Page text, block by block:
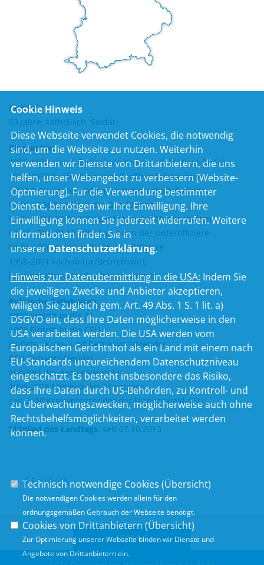
Kurzinfo
53 Jahre, katholisch, Soldat
Biographie:
1985-1990 staatl. Realschule Kronach II (Mittlere Reife)
1990-1993 Ausbildung zum Großhandelskaufmann
1994-1996 Weiterbildung zum Wirtschaftsfachwirt
01.01.1994 Eintritt in die Bundeswehr
01.01.1994-30.06.1994 Laufbahn der Mannschaften
01.07.1994-30.12.1995 Laufbahn der Unteroffiziere
01.01.1996-dato Laufbahn der Offiziere
1998-2001 Fachabitur/Betriebswirt
heutiger Dienstgrad: Oberstleutnant
Politische Tätigkeiten:
1992 Eintritt in die JU
1993 Eintritt in die CSU
JU-Orts-, Kreis- und Bezirksvorsitzender
CSU-Ortsvorsitzender
Mitglied des Kreisvorstandes
1996-2006 Mitglied des Kreistages
seit 2010 Kreisvorsitzender der Frankenwald-CSU
Mitglied des Landtags seit 07.10.2013
Facebook
SITEMAP
Cookie Hinweis
Diese Webseite verwendet Cookies, die notwendig
sind, um die Webseite zu nutzen. Weiterhin
verwenden wir Dienste von Drittanbietern, die uns
helfen, unser Webangebot zu verbessern (Website-
Optmierung). Für die Verwendung bestimmter
Dienste, benötigen wir Ihre Einwilligung. Ihre
Einwilligung können Sie jederzeit widerrufen. Weitere
Informationen finden Sie in
unsererDatenschutzerklärung.
Hinweis zur Datenübermittlung in die USA: Indem Sie
die jeweiligen Zwecke und Anbieter akzeptieren,
willigen Sie zugleich gem. Art. 49 Abs. 1 S. 1 lit. a)
DSGVO ein, dass Ihre Daten möglicherweise in den
USA verarbeitet werden. Die USA werden vom
Europäischen Gerichtshof als ein Land mit einem nach
EU-Standards unzureichendem Datenschutzniveau
eingeschätzt. Es besteht insbesondere das Risiko,
dass Ihre Daten durch US-Behörden, zu Kontroll- und
zu Überwachungszwecken, möglicherweise auch ohne
Rechtsbehelfsmöglichkeiten, verarbeitet werden
können.
Technisch notwendige Cookies (Übersicht)
Die notwendigen Cookies werden allein für den
ordnungsgemäßen Gebrauch der Webseite benötigt.
Cookies von Drittanbietern (Übersicht)
Zur Optimierung unserer Webseite binden wir Dienste und
Angebote von Drittanbietern ein.